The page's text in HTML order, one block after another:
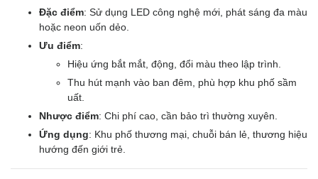
Đặc điểm: Sử dụng LED công nghệ mới, phát sáng đa màu
hoặc neon uốn dẻo.
Ưu điểm:
Hiệu ứng bắt mắt, động, đổi màu theo lập trình.
Thu hút mạnh vào ban đêm, phù hợp khu phố sầm
uất.
Nhược điểm: Chi phí cao, cần bảo trì thường xuyên.
Ứng dụng: Khu phố thương mại, chuỗi bán lẻ, thương hiệu
hướng đến giới trẻ.